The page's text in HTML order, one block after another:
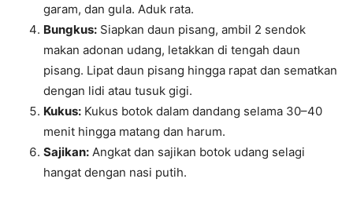
garam, dan gula. Aduk rata.
Bungkus: Siapkan daun pisang, ambil 2 sendok
makan adonan udang, letakkan di tengah daun
pisang. Lipat daun pisang hingga rapat dan sematkan
dengan lidi atau tusuk gigi.
Kukus: Kukus botok dalam dandang selama 30–40
menit hingga matang dan harum.
Sajikan: Angkat dan sajikan botok udang selagi
hangat dengan nasi putih.